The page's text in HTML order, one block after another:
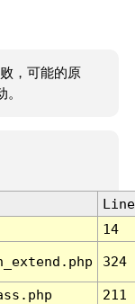
，可能的原
Line
14
324
211